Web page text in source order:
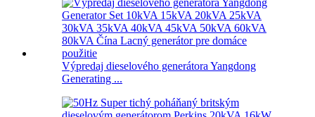
Výpredaj dieselového generátora Yangdong
Generating ...